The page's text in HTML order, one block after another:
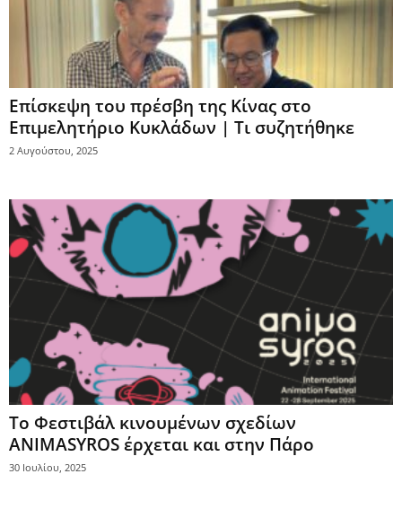
Επίσκεψη του πρέσβη της Κίνας στο
Επιμελητήριο Κυκλάδων | Τι συζητήθηκε
2 Αυγούστου, 2025
Το Φεστιβάλ κινουμένων σχεδίων
ANIMASYROS έρχεται και στην Πάρο
30 Ιουλίου, 2025